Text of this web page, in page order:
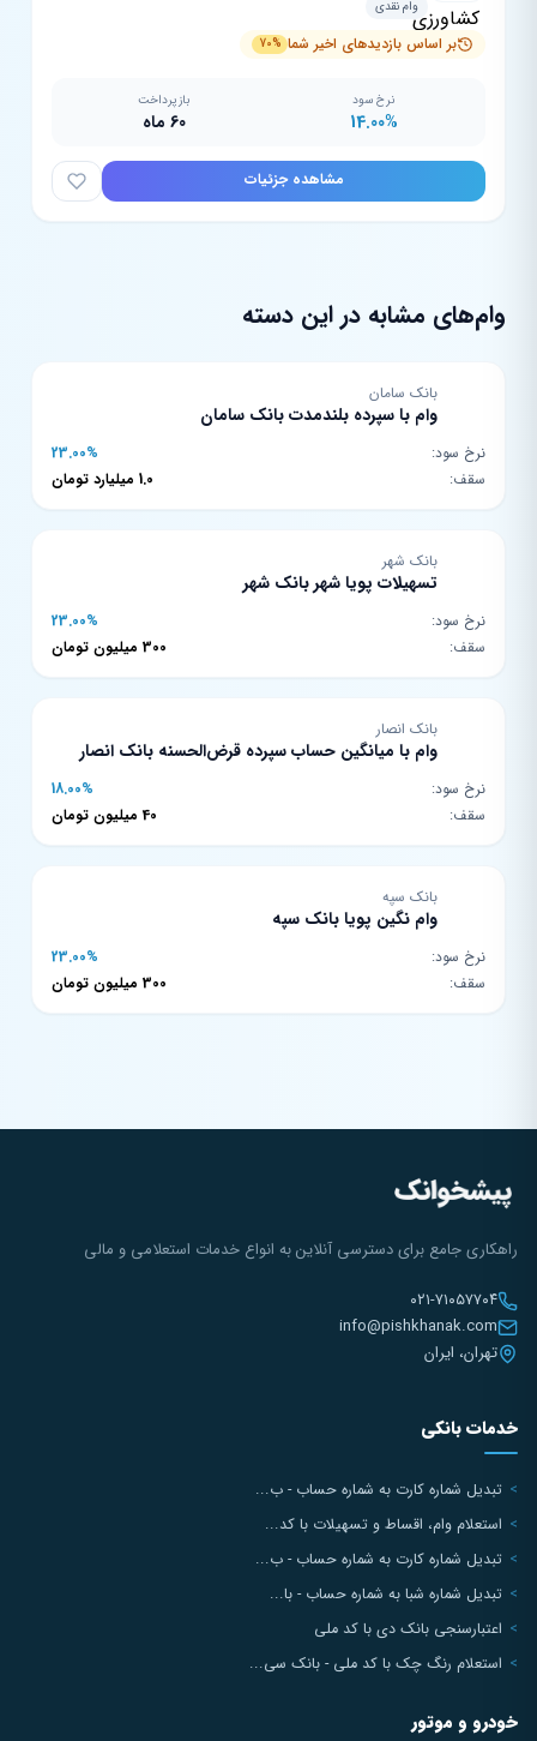
وام نقدی
بر اساس بازدیدهای اخیر شما 70%
نرخ سود
14.00%
بازپرداخت
60 ماه
مشاهده جزئیات
وام‌های مشابه در این دسته
بانک سامان
وام با سپرده بلندمدت بانک سامان
نرخ سود:
23.00%
سقف:
1.0 میلیارد تومان
بانک شهر
تسهیلات پویا شهر بانک شهر
نرخ سود:
23.00%
سقف:
300 میلیون تومان
بانک انصار
وام با میانگین حساب سپرده قرض‌الحسنه بانک انصار
نرخ سود:
18.00%
سقف:
40 میلیون تومان
بانک سپه
وام نگین پویا بانک سپه
نرخ سود:
23.00%
سقف:
300 میلیون تومان
راهکاری جامع برای دسترسی آنلاین به انواع خدمات استعلامی و مالی
۰۲۱-۷۱۰۵۷۷۰۴
info@pishkhanak.com
تهران، ایران
خدمات بانکی
تبدیل شماره کارت به شماره حساب - ب...
استعلام وام، اقساط و تسهیلات با کد...
تبدیل شماره کارت به شماره حساب - ب...
تبدیل شماره شبا به شماره حساب - با...
اعتبارسنجی بانک دی با کد ملی
استعلام رنگ چک با کد ملی - بانک سی...
خودرو و موتور